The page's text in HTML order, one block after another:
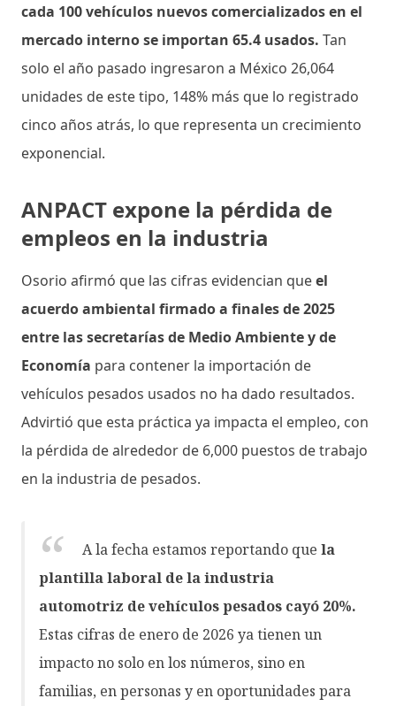
cada 100 vehículos nuevos comercializados en el
mercado interno se importan 65.4 usados. Tan
solo el año pasado ingresaron a México 26,064
unidades de este tipo, 148% más que lo registrado
cinco años atrás, lo que representa un crecimiento
exponencial.
ANPACT expone la pérdida de
empleos en la industria
Osorio afirmó que las cifras evidencian queel
acuerdo ambiental firmado a finales de 2025
entre las secretarías de Medio Ambiente y de
Economía para contener la importación de
vehículos pesados usados no ha dado resultados.
Advirtió que esta práctica ya impacta el empleo, con
la pérdida de alrededor de 6,000 puestos de trabajo
en la industria de pesados.
A la fecha estamos reportando que la
plantilla laboral de la industria
automotriz de vehículos pesados cayó 20%.
Estas cifras de enero de 2026 ya tienen un
impacto no solo en los números, sino en
familias, en personas y en oportunidades para